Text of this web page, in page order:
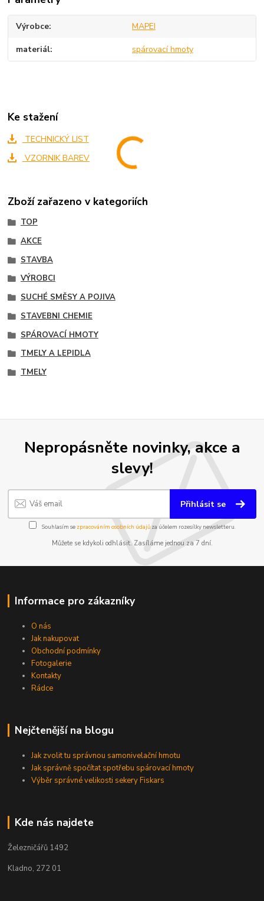
Výrobce MAPEI
materiál spárovací hmoty
Ke stažení
TECHNICKÝ LIST
VZORNIK BAREV
Zboží zařazeno v kategoriích
TOP
AKCE
STAVBA
VÝROBCI
SUCHÉ SMĚSY A POJIVA
STAVEBNI CHEMIE
SPÁROVACÍ HMOTY
TMELY A LEPIDLA
TMELY
Nepropásněte novinky, akce a
slevy!
Přihlásit se
Souhlasím se zpracováním osobních údajůza účelem rozesílky newsletteru.
Můžete se kdykoli odhlásit. Zasíláme jednou za 7 dní.
Informace pro zákazníky
O nás
Jak nakupovat
Obchodní podmínky
Fotogalerie
Kontakty
Rádce
Nejčtenější na blogu
Jak zvolit tu správnou samonivelační hmotu
Jak správně spočítat spotřebu spárovací hmoty
Výběr správné velikosti sekery Fiskars
Kde nás najdete
Železničářů 1492
Kladno, 272 01